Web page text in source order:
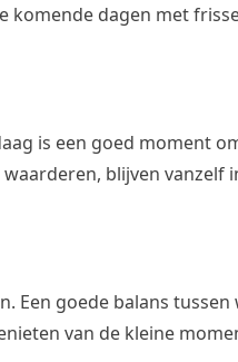
komende dagen met
is een goed moment
blijven vanzelf
Een goede balans
van de kleine